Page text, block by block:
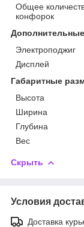
Общее
конфорок
Электроподжиг
Дисплей
Габаритные
Высота
Ширина
Глубина
Вес
Скрыть
Условия
Доставка